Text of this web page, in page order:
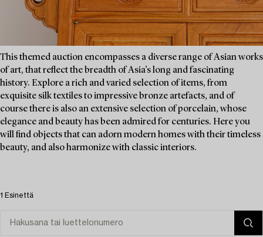
This themed auction encompasses a diverse range of Asian works
of art, that reflect the breadth of Asia’s long and fascinating
history. Explore a rich and varied selection of items, from
exquisite silk textiles to impressive bronze artefacts, and of
course there is also an extensive selection of porcelain, whose
elegance and beauty has been admired for centuries. Here you
will find objects that can adorn modern homes with their timeless
beauty, and also harmonize with classic interiors.
1 Esinettä